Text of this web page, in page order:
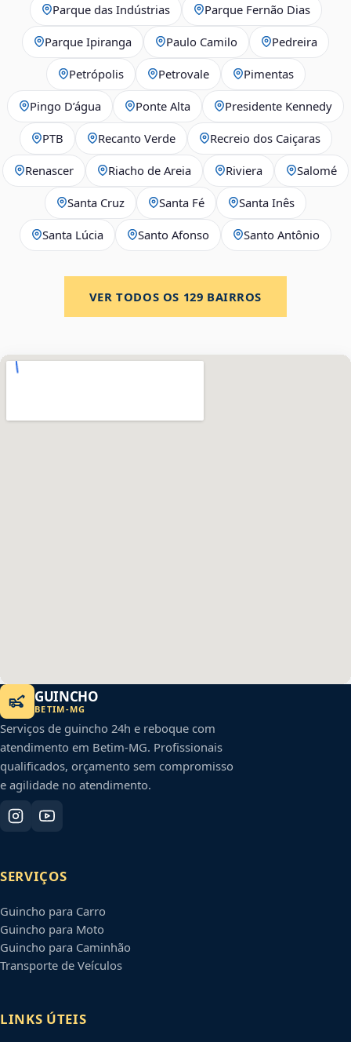
Parque das Indústrias Parque Fernão Dias
Parque Ipiranga Paulo Camilo Pedreira
Petrópolis Petrovale Pimentas
Pingo D’água Ponte Alta Presidente Kennedy
PTB Recanto Verde Recreio dos Caiçaras
Renascer Riacho de Areia Riviera Salomé
Santa Cruz Santa Fé Santa Inês
Santa Lúcia Santo Afonso Santo Antônio
VER TODOS OS 129 BAIRROS
GUINCHO
BETIM-MG
Serviços de guincho 24h e reboque com
atendimento em Betim-MG. Profissionais
qualificados, orçamento sem compromisso
e agilidade no atendimento.
SERVIÇOS
Guincho para Carro
Guincho para Moto
Guincho para Caminhão
Transporte de Veículos
LINKS ÚTEIS